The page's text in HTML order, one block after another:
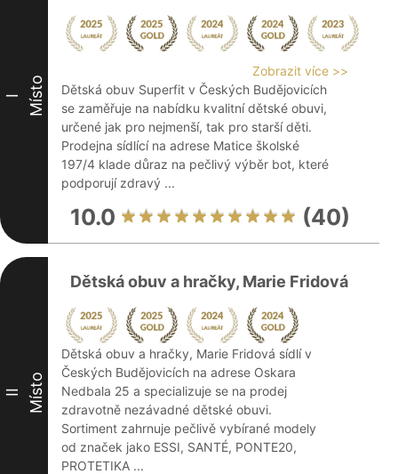
I Místo
Zobrazit více >>
Dětská obuv Superfit v Českých Budějovicích
se zaměřuje na nabídku kvalitní dětské obuvi,
určené jak pro nejmenší, tak pro starší děti.
Prodejna sídlící na adrese Matice školské
197/4 klade důraz na pečlivý výběr bot, které
podporují zdravý ...
10.0 (40)
II Místo
Dětská obuv a hračky, Marie Fridová
Dětská obuv a hračky, Marie Fridová sídlí v
Českých Budějovicích na adrese Oskara
Nedbala 25 a specializuje se na prodej
zdravotně nezávadné dětské obuvi.
Sortiment zahrnuje pečlivě vybírané modely
od značek jako ESSI, SANTÉ, PONTE20,
PROTETIKA ...